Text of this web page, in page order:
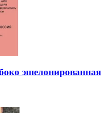
эшелонированная